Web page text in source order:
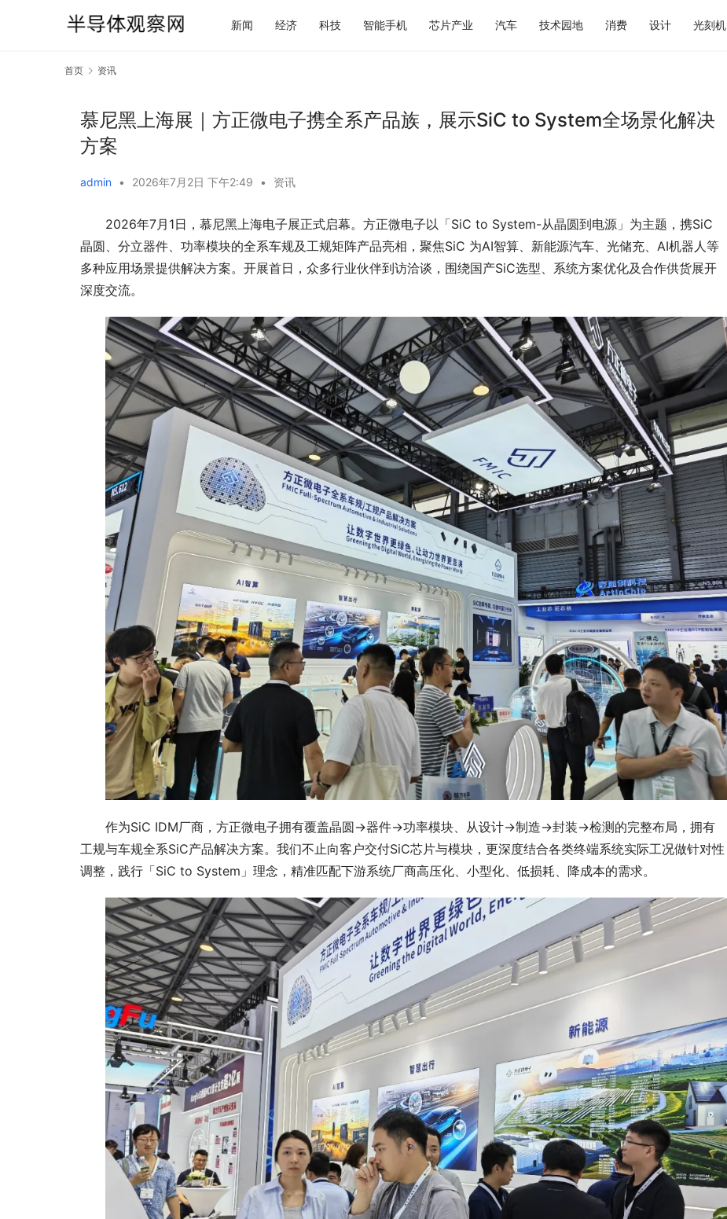
新闻 经济 科技 智能手机 芯片产业 汽车 技术园地 消费 设计 光刻机
首页 资讯
慕尼黑上海展｜方正微电子携全系产品族，展示SiC to System全场景化解决
方案
admin • 2026年7月2日 下午2:49 • 资讯
2026年7月1日，慕尼黑上海电子展正式启幕。方正微电子以「SiC to System-从晶圆到电源」为主题，携SiC
晶圆、分立器件、功率模块的全系车规及工规矩阵产品亮相，聚焦SiC 为AI智算、新能源汽车、光储充、AI机器人等
多种应用场景提供解决方案。开展首日，众多行业伙伴到访洽谈，围绕国产SiC选型、系统方案优化及合作供货展开
深度交流。
作为SiC IDM厂商，方正微电子拥有覆盖晶圆→器件→功率模块、从设计→制造→封装→检测的完整布局，拥有
工规与车规全系SiC产品解决方案。我们不止向客户交付SiC芯片与模块，更深度结合各类终端系统实际工况做针对性
调整，践行「SiC to System」理念，精准匹配下游系统厂商高压化、小型化、低损耗、降成本的需求。